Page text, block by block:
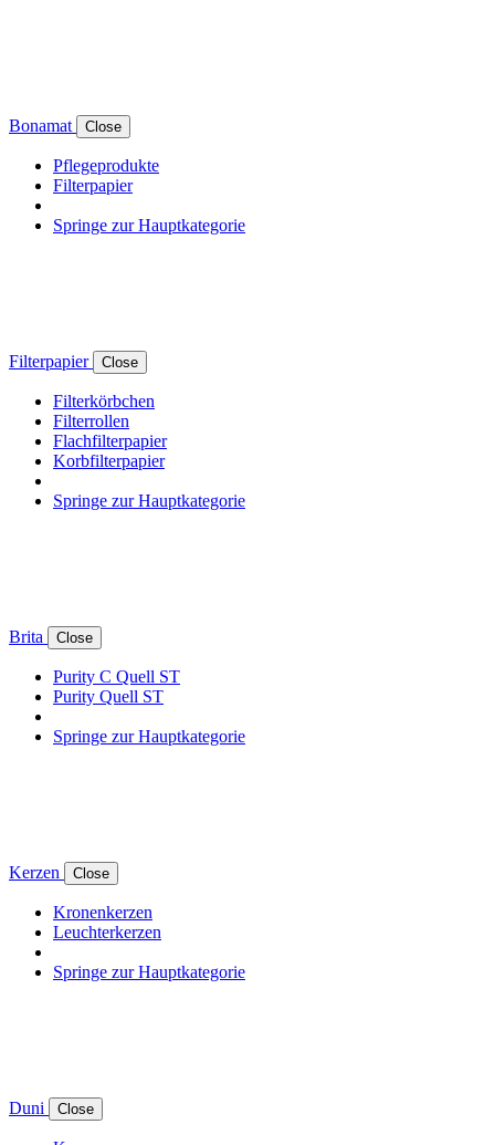
Bonamat Close
Pflegeprodukte
Filterpapier
Springe zur Hauptkategorie
Filterpapier Close
Filterkörbchen
Filterrollen
Flachfilterpapier
Korbfilterpapier
Springe zur Hauptkategorie
Brita Close
Purity C Quell ST
Purity Quell ST
Springe zur Hauptkategorie
Kerzen Close
Kronenkerzen
Leuchterkerzen
Springe zur Hauptkategorie
Duni Close